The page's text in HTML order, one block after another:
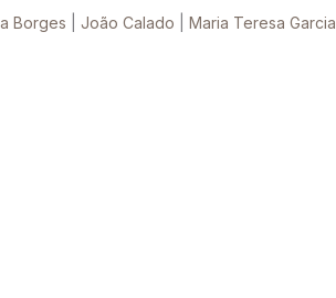
Borges João Calado Maria Teresa Garcia